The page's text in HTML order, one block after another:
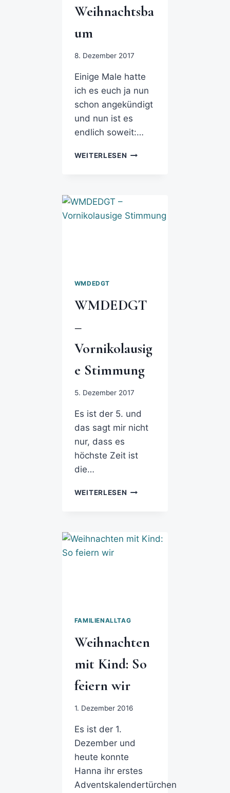
Weihnachtsba
um
8. Dezember 2017
Einige Male hatte
ich es euch ja nun
schon angekündigt
und nun ist es
endlich soweit:…
WEITERLESEN
WMDEDGT
WMDEDGT
–
Vornikolausig
e Stimmung
5. Dezember 2017
Es ist der 5. und
das sagt mir nicht
nur, dass es
höchste Zeit ist
die…
WEITERLESEN
FAMILIENALLTAG
Weihnachten
mit Kind: So
feiern wir
1. Dezember 2016
Es ist der 1.
Dezember und
heute konnte
Hanna ihr erstes
Adventskalendertürchen